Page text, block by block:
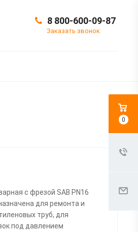
8 800-600-09-87
Заказать звонок
с фрезой SAB PN16
для ремонта и
труб, для
под давлением
0